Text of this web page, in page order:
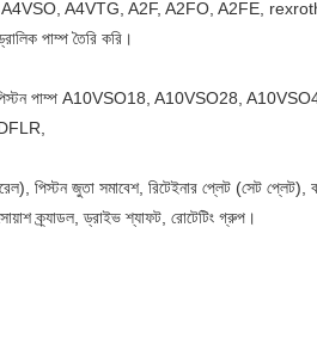
A4VTG, A2F, A2FO, A2FE, rexroth
পাম্প তৈরি করি।
পিস্টন পাম্প A10VSO18, A10VSO28,
পিস্টন জুতা সমাবেশ, রিটেইনার প্লেট (সেট প্লেট),
ক্র্যাডল, ড্রাইভ শ্যাফট, রোটেটিং গ্রুপ।